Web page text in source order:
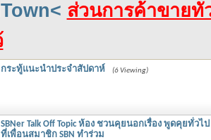
ส่วนการค้าขายทั่
กระทู้แนะนำประจำสัปดาห์ (6 Viewing)
SBNer Talk Off Topic ห้อง ชวนคุยนอกเรื่อง พูดคุยทั่ว
ที่เพื่อนสมาชิก SBN ทำร่วม